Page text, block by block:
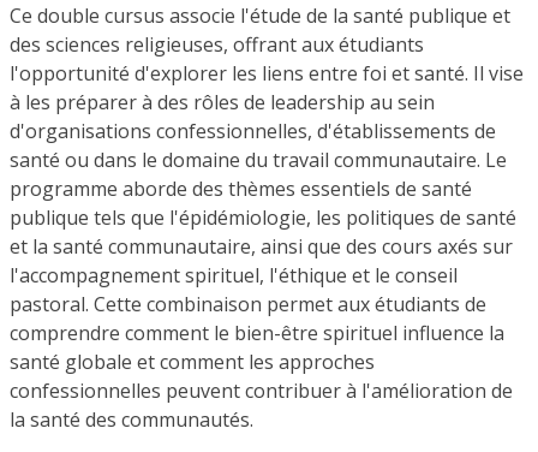
Ce double cursus associe l'étude de la santé publique et
des sciences religieuses, offrant aux étudiants
l'opportunité d'explorer les liens entre foi et santé. Il vise
à les préparer à des rôles de leadership au sein
d'organisations confessionnelles, d'établissements de
santé ou dans le domaine du travail communautaire. Le
programme aborde des thèmes essentiels de santé
publique tels que l'épidémiologie, les politiques de santé
et la santé communautaire, ainsi que des cours axés sur
l'accompagnement spirituel, l'éthique et le conseil
pastoral. Cette combinaison permet aux étudiants de
comprendre comment le bien-être spirituel influence la
santé globale et comment les approches
confessionnelles peuvent contribuer à l'amélioration de
la santé des communautés.